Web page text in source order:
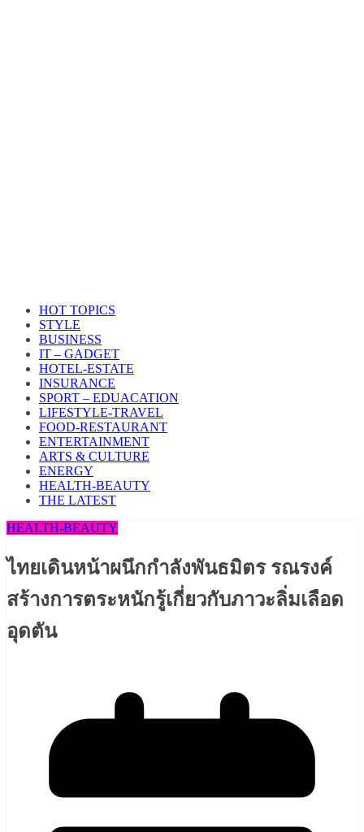
HOT TOPICS
STYLE
BUSINESS
IT – GADGET
HOTEL-ESTATE
INSURANCE
SPORT – EDUACATION
LIFESTYLE​-TRAVEL​
FOOD-RESTAURANT
ENTERTAINMENT
ARTS & CULTURE
ENERGY
HEALTH​-BEAUTY
THE LATEST
HEALTH​-BEAUTY
ไทยเดินหน้าผนึกกำลังพันธมิตร รณรงค์
สร้างการตระหนักรู้เกี่ยวกับภาวะลิ่มเลือด
อุดตัน